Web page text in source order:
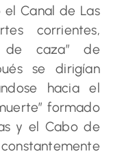
Canal de Las
corrientes,
de caza” de
se dirigían
hacia el
formado
y el Cabo de